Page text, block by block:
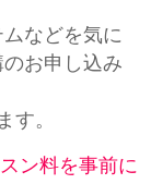
などを気に
お申し込み
。
ン料を事前に